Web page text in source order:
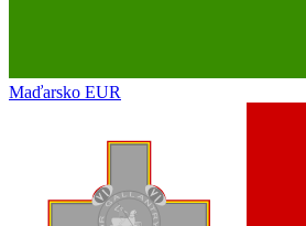
Maďarsko EUR